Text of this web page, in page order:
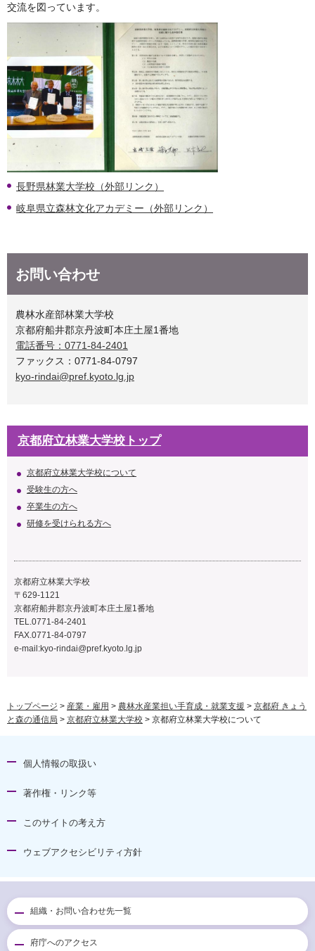
交流を図っています。
長野県林業大学校（外部リンク）
岐阜県立森林文化アカデミー（外部リンク）
お問い合わせ
農林水産部林業大学校
京都府船井郡京丹波町本庄土屋1番地
電話番号：0771-84-2401
ファックス：0771-84-0797
kyo-rindai@pref.kyoto.lg.jp
京都府立林業大学校トップ
京都府立林業大学校について
受験生の方へ
卒業生の方へ
研修を受けられる方へ
京都府立林業大学校
〒629-1121
京都府船井郡京丹波町本庄土屋1番地
TEL.0771-84-2401
FAX.0771-84-0797
e-mail:kyo-rindai@pref.kyoto.lg.jp
トップページ > 産業・雇用 > 農林水産業担い手育成・就業支援 > 京都府 きょう
と森の通信局 > 京都府立林業大学校 > 京都府立林業大学校について
個人情報の取扱い
著作権・リンク等
このサイトの考え方
ウェブアクセシビリティ方針
組織・お問い合わせ先一覧
府庁へのアクセス